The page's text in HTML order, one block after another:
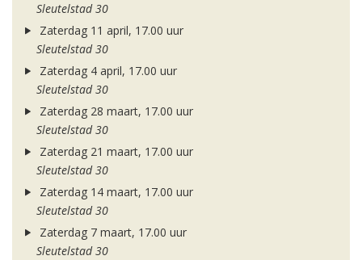
Sleutelstad 30
Zaterdag 11 april, 17.00 uur
Sleutelstad 30
Zaterdag 4 april, 17.00 uur
Sleutelstad 30
Zaterdag 28 maart, 17.00 uur
Sleutelstad 30
Zaterdag 21 maart, 17.00 uur
Sleutelstad 30
Zaterdag 14 maart, 17.00 uur
Sleutelstad 30
Zaterdag 7 maart, 17.00 uur
Sleutelstad 30